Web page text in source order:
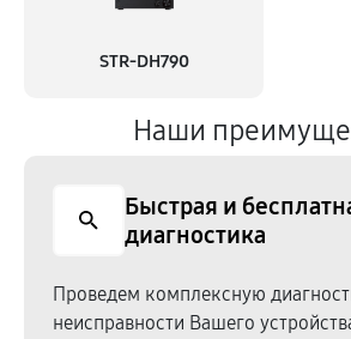
STR-DH790
Наши
Быстрая и
диагностика
Проведем комплексную
неисправности Вашего